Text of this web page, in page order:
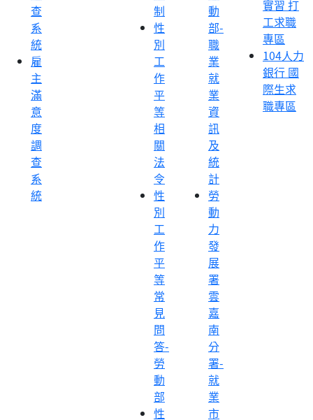
查
系
統
雇
主
滿
意
度
調
查
系
統
制
性
別
工
作
平
等
相
關
法
令
性
別
工
作
平
等
常
見
問
答-
勞
動
部
性
動
部-
職
業
就
業
資
訊
及
統
計
勞
動
力
發
展
署
雲
嘉
南
分
署-
就
業
市
實習 打
工求職
專區
104人力
銀行 國
際生求
職專區